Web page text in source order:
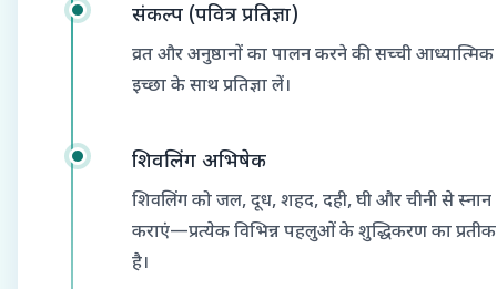
संकल्प (पवित्र प्रतिज्ञा)
व्रत और अनुष्ठानों का पालन करने की सच्ची आध्यात्मिक
इच्छा के साथ प्रतिज्ञा लें।
शिवलिंग अभिषेक
शिवलिंग को जल, दूध, शहद, दही, घी और चीनी से स्नान
कराएं—प्रत्येक विभिन्न पहलुओं के शुद्धिकरण का प्रतीक
है।